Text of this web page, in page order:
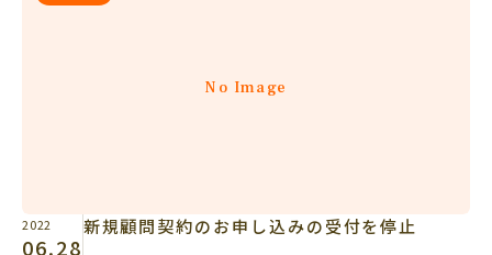
No Image
2022
06.28
新規顧問契約のお申し込みの受付を停止